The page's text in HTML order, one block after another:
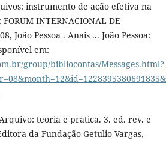
instrumento de ação efetiva na
INTERNACIONAL DE
João Pessoa . Anais ... João Pessoa:
em:
group/bibliocontas/Messages.html?
teoria e pratica. 3. ed. rev. e
da Fundação Getulio Vargas,